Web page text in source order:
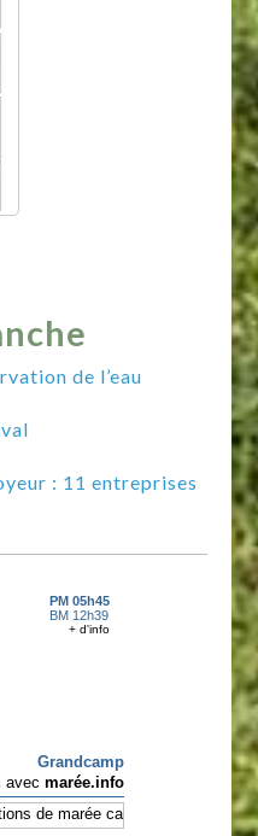
de l’eau
: 11 entreprises